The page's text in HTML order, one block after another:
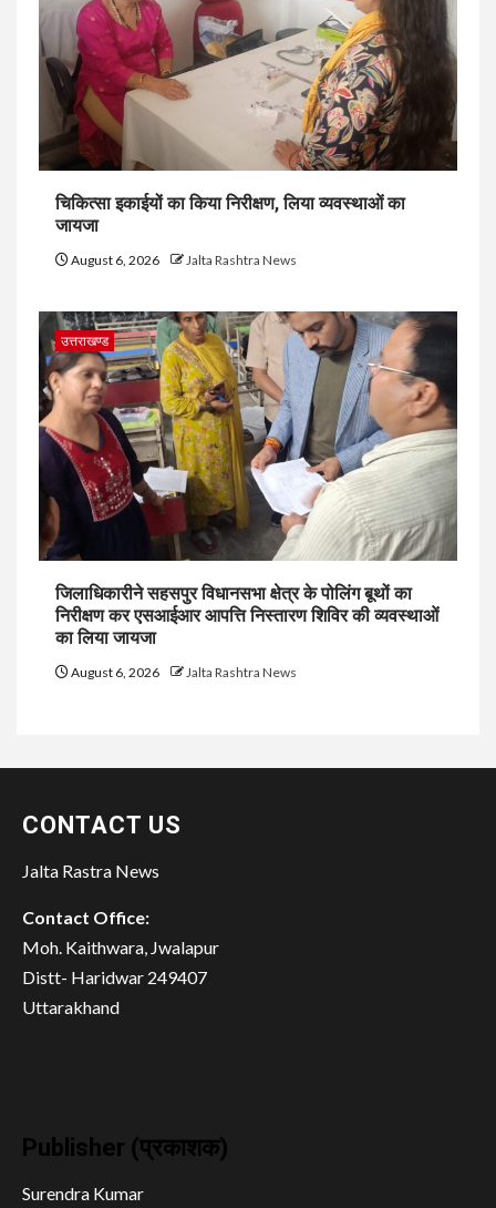
चिकित्सा इकाईयों का किया निरीक्षण, लिया व्यवस्थाओं का
जायजा
August 6, 2026 Jalta Rashtra News
उत्तराखण्ड
जिलाधिकारीने सहसपुर विधानसभा क्षेत्र के पोलिंग बूथों का
निरीक्षण कर एसआईआर आपत्ति निस्तारण शिविर की व्यवस्थाओं
का लिया जायजा
August 6, 2026 Jalta Rashtra News
CONTACT US
Jalta Rastra News
Contact Office:
Moh. Kaithwara, Jwalapur
Distt- Haridwar 249407
Uttarakhand
Publisher (प्रकाशक)
Surendra Kumar